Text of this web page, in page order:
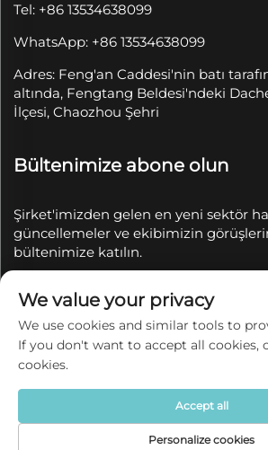
Tel: +86 13534638099
WhatsApp: +86 13534638099
Adres: Feng'an Caddesi'nin batı
altında, Fengtang Beldesi'ndeki
İlçesi, Chaozhou Şehri
Bültenimize abone olun
Şirket'imizden gelen en yeni sektör
güncellemeler ve ekibimizin
bültenimize katılın.
Telif Hakkı © 2025 Chaozhou Qianyue
ve Ticaret A.Ş. tarafından saklıdır.
Gizlilik politikası
We value your privacy
We use cookies and similar tools to
If you don't want to accept all cookies,
cookies.
Personalize cookies
Accept all